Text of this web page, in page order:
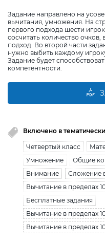
Задание направлено на
вычитания, умножения. На
первого подхода шести
сосчитать количество
подход. Во второй части
нужно выбить каждому
Задание будет
компетентности.
Включено в
Четвертый класс
Умножение
Общие
Внимание
Сложение
Вычитание в пределах
Бесплатные задания
Вычитание в пределах
Вычитание в пределах